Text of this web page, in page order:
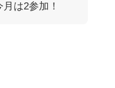
は2参加！